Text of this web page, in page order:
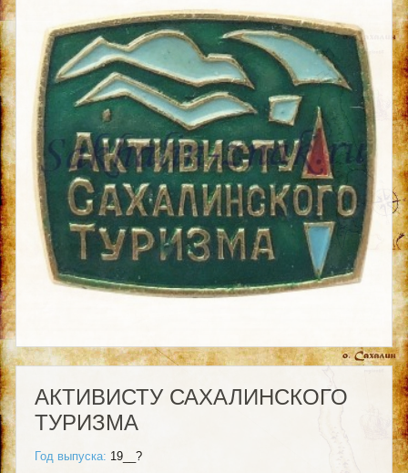
АКТИВИСТУ САХАЛИНСКОГО
ТУРИЗМА
Год выпуска: 19__?